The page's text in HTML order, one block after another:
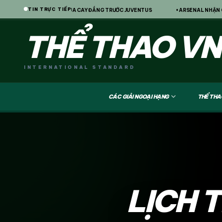
TIN TRỰC TIẾP
VẪN THUA CAY ĐẮNG TRƯỚC JUVENTUS • ARSENAL NHẬN CẢNH
THỂ THAO
INTERNATIONAL STANDARD
CÁC GIẢI NGOẠI HẠNGexpand_more THỂ
LỊCH